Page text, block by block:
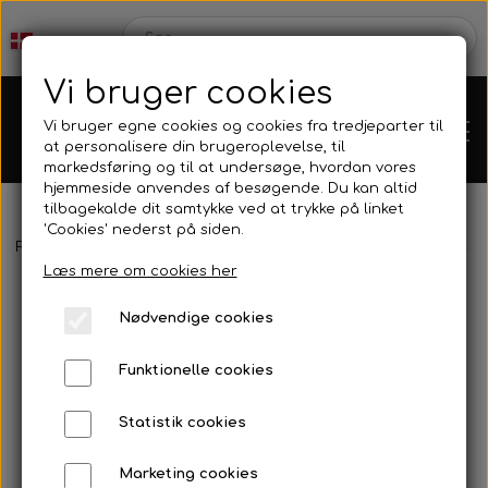
Karts
Mini kart
Motor
Forside
Vi bruger cookies
Vi bruger egne cookies og cookies fra tredjeparter til
at personalisere din brugeroplevelse, til
markedsføring og til at undersøge, hvordan vores
hjemmeside anvendes af besøgende. Du kan altid
tilbagekalde dit samtykke ved at trykke på linket
'Cookies' nederst på siden.
Læs mere om cookies her
Nødvendige cookies
Funktionelle cookies
Statistik cookies
Marketing cookies